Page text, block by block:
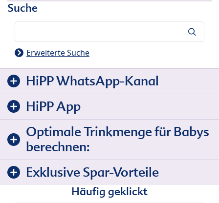
Suche
Erweiterte Suche
HiPP WhatsApp-Kanal
HiPP App
Optimale Trinkmenge für Babys
berechnen:
Exklusive Spar-Vorteile
Häufig geklickt